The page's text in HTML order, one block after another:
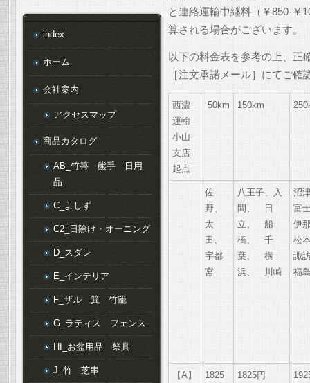
と連絡運輸中継料（￥850-￥
算される場合がございます。
以下の料金表を参考の上、正
［注文承諾メール］にてご確
西濃
運輸
小山
支店
起点
50km 150km
佐
野、
太
田、
宇都
宮
八王子、入
間、 日
立、 船
橋、 千
葉、 横
浜、 川崎
沼
富
伊
松
諏
福
【A】 1825 1825円
index
ホーム
会社案内
アクセスマップ
商品カタログ
AB_竹箒 熊手 日用
品
C_よしず
C2_日除け・オーニング
D_スダレ
E_インテリア
F_ザル 箕 竹籠
G_ラティス フェンス
HI_お盆用品 祭具
J_竹 芝串